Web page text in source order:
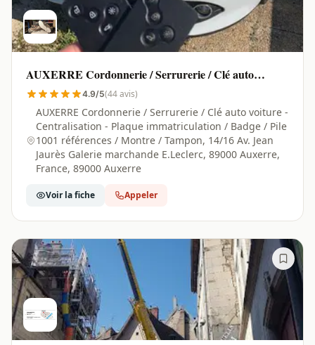
AUXERRE Cordonnerie / Serrurerie / Clé auto
voiture - Centralisation - Plaque immatriculation /
Badge / Pile 1001 références / Montre / Tampon |
Auxerre - 89000
4.9/5(44 avis)
AUXERRE Cordonnerie / Serrurerie / Clé auto voiture -
Centralisation - Plaque immatriculation / Badge / Pile
1001 références / Montre / Tampon, 14/16 Av. Jean
Jaurès Galerie marchande E.Leclerc, 89000 Auxerre,
France, 89000 Auxerre
Voir la fiche Appeler